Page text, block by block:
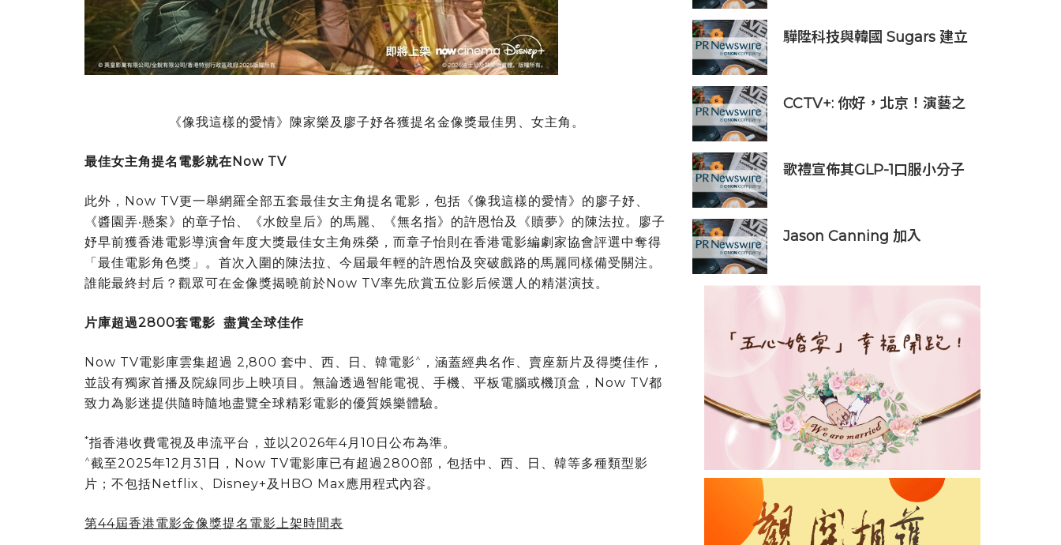
《像我這樣的愛情》陳家樂及廖子妤各獲提名金像獎最佳男、女主角。
最佳女主角提名電影就在Now TV
此外，Now TV更一舉網羅全部五套最佳女主角提名電影，包括《像我這樣的愛情》的廖子妤、
《醬園弄‧懸案》的章子怡、《水餃皇后》的馬麗、《無名指》的許恩怡及《贖夢》的陳法拉。廖子
妤早前獲香港電影導演會年度大獎最佳女主角殊榮，而章子怡則在香港電影編劇家協會評選中奪得
「最佳電影角色獎」。首次入圍的陳法拉、今屆最年輕的許恩怡及突破戲路的馬麗同樣備受關注。
誰能最終封后？觀眾可在金像獎揭曉前於Now TV率先欣賞五位影后候選人的精湛演技。
片庫超過2800套電影 盡賞全球佳作
Now TV電影庫雲集超過 2,800 套中、西、日、韓電影^ ，涵蓋經典名作、賣座新片及得獎佳作，
並設有獨家首播及院線同步上映項目。無論透過智能電視、手機、平板電腦或機頂盒，Now TV都
致力為影迷提供隨時隨地盡覽全球精彩電影的優質娛樂體驗。
*指香港收費電視及串流平台，並以2026年4月10日公布為準。
^截至2025年12月31日，Now TV電影庫已有超過2800部，包括中、西、日、韓等多種類型影
片；不包括Netflix、Disney+及HBO Max應用程式內容。
第44屆香港電影金像獎提名電影上架時間表
驊陞科技與韓國 Sugars 建立
CCTV+: 你好，北京！演藝之
歌禮宣佈其GLP-1口服小分子
分子GLP-1/GIP/胰澱素固定劑
量復方制劑的積極臨床前數據
Jason Canning 加入